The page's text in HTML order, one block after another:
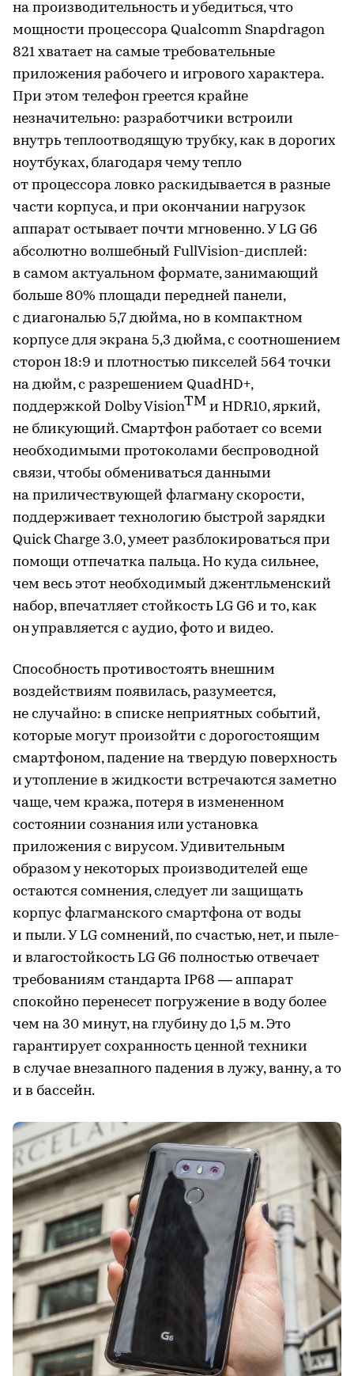
на производительность и убедиться, что
мощности процессора Qualcomm Snapdragon
821 хватает на самые требовательные
приложения рабочего и игрового характера.
При этом телефон греется крайне
незначительно: разработчики встроили
внутрь теплоотводящую трубку, как в дорогих
ноутбуках, благодаря чему тепло
от процессора ловко раскидывается в разные
части корпуса, и при окончании нагрузок
аппарат остывает почти мгновенно. У LG G6
абсолютно волшебный FullVision-дисплей:
в самом актуальном формате, занимающий
больше 80% площади передней панели,
с диагональю 5,7 дюйма, но в компактном
корпусе для экрана 5,3 дюйма, с соотношением
сторон 18:9 и плотностью пикселей 564 точки
на дюйм, с разрешением QuadHD+,
поддержкой Dolby VisionTM и HDR10, яркий,
не бликующий. Смартфон работает со всеми
необходимыми протоколами беспроводной
связи, чтобы обмениваться данными
на приличествующей флагману скорости,
поддерживает технологию быстрой зарядки
Quick Charge 3.0, умеет разблокироваться при
помощи отпечатка пальца. Но куда сильнее,
чем весь этот необходимый джентльменский
набор, впечатляет стойкость LG G6 и то, как
он управляется с аудио, фото и видео.
Способность противостоять внешним
воздействиям появилась, разумеется,
не случайно: в списке неприятных событий,
которые могут произойти с дорогостоящим
смартфоном, падение на твердую поверхность
и утопление в жидкости встречаются заметно
чаще, чем кража, потеря в измененном
состоянии сознания или установка
приложения с вирусом. Удивительным
образом у некоторых производителей еще
остаются сомнения, следует ли защищать
корпус флагманского смартфона от воды
и пыли. У LG сомнений, по счастью, нет, и пыле-
и влагостойкость LG G6 полностью отвечает
требованиям стандарта IP68 — аппарат
спокойно перенесет погружение в воду более
чем на 30 минут, на глубину до 1,5 м. Это
гарантирует сохранность ценной техники
в случае внезапного падения в лужу, ванну, а то
и в бассейн.